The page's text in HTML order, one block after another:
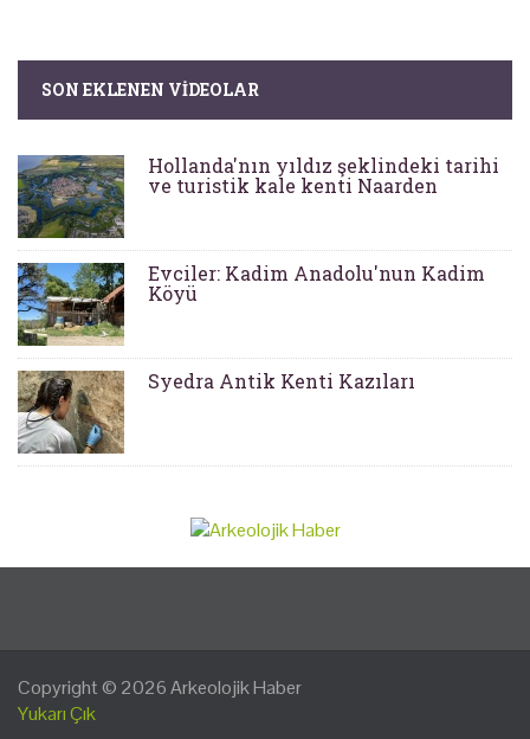
SON EKLENEN VIDEOLAR
Hollanda'nın yıldız şeklindeki tarihi
ve turistik kale kenti Naarden
Evciler: Kadim Anadolu'nun Kadim
Köyü
Syedra Antik Kenti Kazıları
Copyright © 2026Arkeolojik Haber
Yukarı Çık